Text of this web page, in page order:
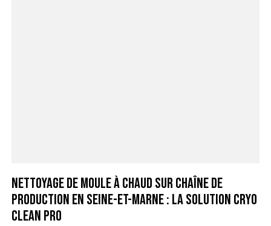
Nettoyage de moule à chaud sur chaîne de
production en Seine-et-Marne : La solution Cryo
Clean Pro